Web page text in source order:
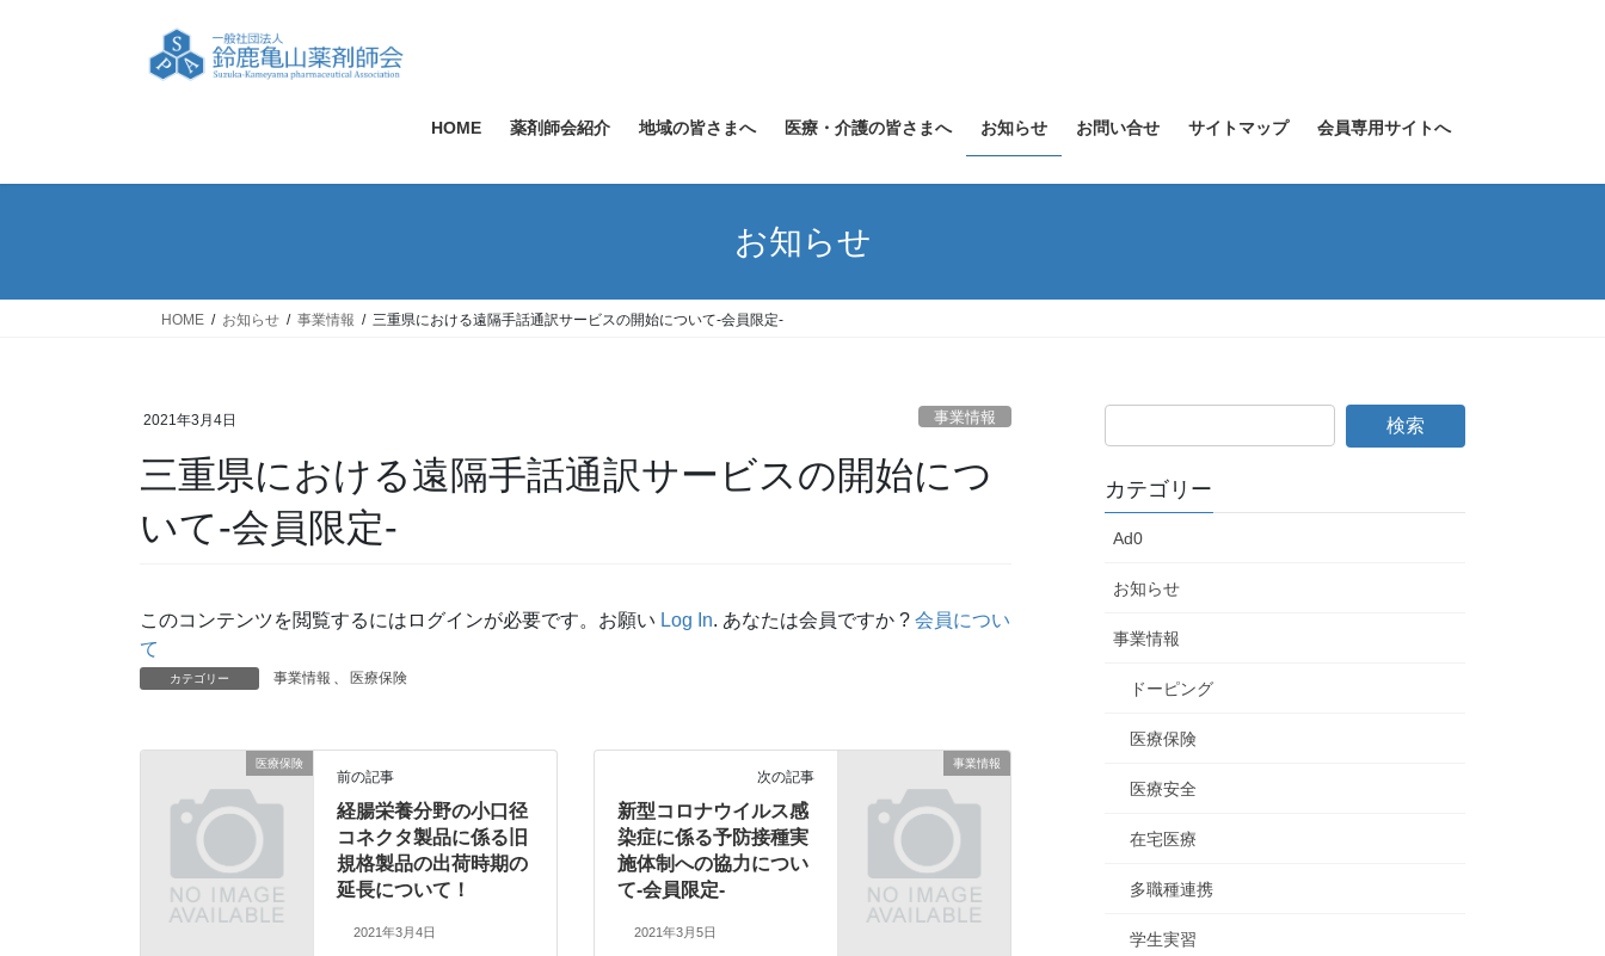
ス
ン
HOME 薬剤師会紹介 地域の皆さまへ 医療・介護の皆さまへ お知らせ お問い合せ サイトマップ 会員専用サイトへ
お知らせ
HOME お知らせ 事業情報 三重県における遠隔手話通訳サービスの開始について-会員限定-
2021年3月4日 事業情報
三重県における遠隔手話通訳サービスの開始につ
いて-会員限定-
このコンテンツを閲覧するにはログインが必要です。お願い Log In. あなたは会員ですか ? 会員につい
て
カテゴリー 事業情報 、 医療保険
医療保険
前の記事
経腸栄養分野の小口径
コネクタ製品に係る旧
規格製品の出荷時期の
延長について！
2021年3月4日
事業情報
次の記事
新型コロナウイルス感
染症に係る予防接種実
施体制への協力につい
て-会員限定-
2021年3月5日
カテゴリー
Ad0
お知らせ
事業情報
ドーピング
医療保険
医療安全
在宅医療
多職種連携
学生実習